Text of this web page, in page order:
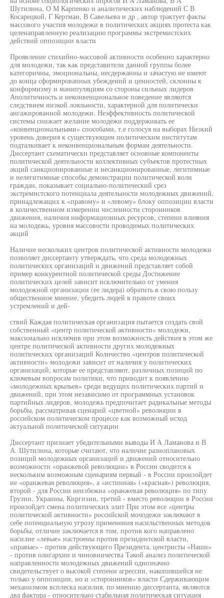
Шутилина, О М Карпенко и аналитических наблюдений С В
Косарецкой, Г Кертман, В Савельева и др , автор трактует факты
массового участия молодежи в политических акциях протеста как
целенаправленную реализацию программы экстремистских
действий оппозиции власти
Проявление стихийно-массовой активности особенно характерно
для молодежи, так как представители данной группы более
категоричны, эмоциональны, несдержанны и зачастую не имеют
до конца сформированных убеждений и ценностей, склонны к
конформизму и манипуляциям со стороны сильных лидеров
Аполитичность и неконвенциональное поведение являются
следствием низкой лояльности, характерной для политически
ангажированной молодежи. Неэффективность политической
системы снижает желание молодежи поддерживать ее
«конвенциональными» способами, т.е голосуя на выборах Низкий
уровень доверия к существующим политическим институтам
подталкивает к неконвенциональным формам деятельности.
Диссертант схематически представляет основные компоненты
политической деятельности коллективных субъектов протестных
акций санкционированные и несанкционированные, легитимные
и нелегитимные способы демонстрации политической воли
граждан, показывает социально-политический срез
экстремистского потенциала деятельности молодежных движений,
принадлежащих к «правому» и «левому» блоку оппозиции власти
в количественном измерении численности сторонников
движения, наличия информационных ресурсов, степени влияния
на молодежь, уровня массовости проводимых политических
акций
Наличие нескольких центров политической активности молодежи
позволяет диссертанту утверждать, что среда молодежных
политических организаций и движений представляет собой
пример конкурентной политической среды Достижение
политических целей зависит исключительно от умения
молодежной организации (ее лидера) обратить в свою пользу
общественное мнение, убедить людей в правоте своих
устремлений и дей-
ствий Каждая политическая организация пытается создать свой
собственный «центр политической активности» молодежи,
максимально исключив при этом возможность действия в этом же
центре политической активности других молодежных
политических организаций Количество «центров политической
активности» молодежи зависит от наличия у политических
организаций, которые ее представляют, различных позиций по
ключевым вопросам политики, что приводит к появлению
«молодежных крыльев» среди ведущих политических партий и
движений, при этом независимо от программных установок
партийных лидеров, молодежь предпочитает радикальные методы
борьбы, рассматривая сценарий «цветной» революции в
российском политическом процессе как возможный исход
актуальной политической ситуации
Диссертант признает убедительными выводы И А Ламанова и В
А. Шутилина, которые считают, что наличие разноплановых
позиций молодежных организаций и движений относительно
возможности «оранжевой революции» в России сводится к
нескольким возможным сценариям первый - в России произойдет
не «оранжевая революция», а «истинная» («красная») революция,
второй - для России неизбежна «оранжевая революция» по типу
Грузии, Украины, Киргизии, третий - вместо революции в России
произойдет смена политических элит При этом все «центры
политической активности» российской мочодежи заключают в
себе потенциальную угрозу применения насильственных методов
борьбы, отличие заключается в том, против кого направлено
насилие «левые» настроены против президентской власти,
«правые» - против действующего Президента, центристы «Наши»
- против олигархии и чиновничества Такой анализ политической
направленности молодежных движений однозначно
свидетельствует о высокой степени агрессии, накопившейся не
только у оппозиции, но и «сторонников» власти Сдерживающим
механизмом всплеска насилия, по мнению диссертанта, являются
два фактора - относительно стабильная политическая ситуация